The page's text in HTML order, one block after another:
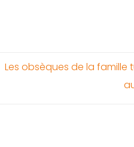
Les obsèques de la famille